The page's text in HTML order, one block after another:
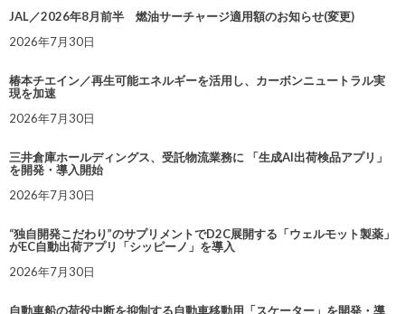
JAL／2026年8月前半 燃油サーチャージ適用額のお知らせ(変更)
2026年7月30日
椿本チエイン／再生可能エネルギーを活用し、カーボンニュートラル実
現を加速
2026年7月30日
三井倉庫ホールディングス、受託物流業務に 「生成AI出荷検品アプリ」
を開発・導入開始
2026年7月30日
“独自開発こだわり”のサプリメントでD2C展開する「ウェルモット製薬」
がEC自動出荷アプリ「シッピーノ」を導入
2026年7月30日
自動車船の荷役中断を抑制する自動車移動用「スケーター」を開発・導